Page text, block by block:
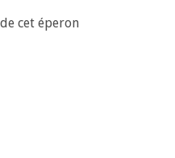
cet éperon